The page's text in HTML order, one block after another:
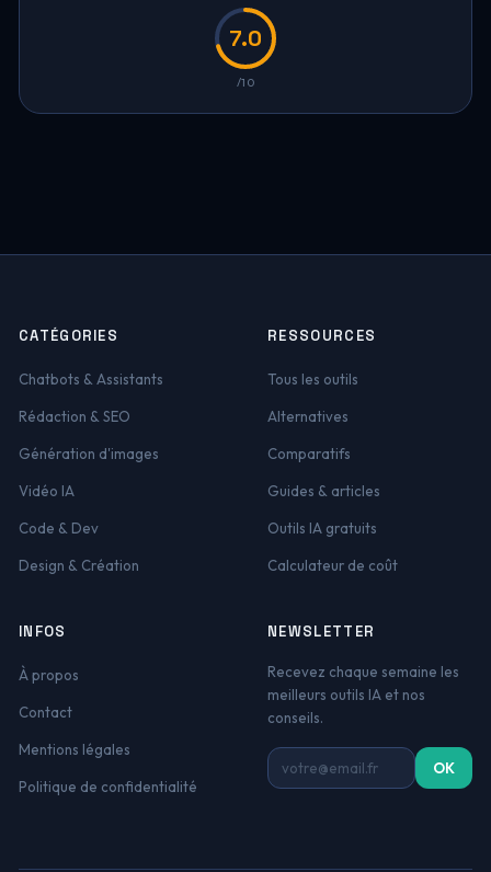
7.0
/10
CATÉGORIES
Chatbots & Assistants
Rédaction & SEO
Génération d'images
Vidéo IA
Code & Dev
Design & Création
RESSOURCES
Tous les outils
Alternatives
Comparatifs
Guides & articles
Outils IA gratuits
Calculateur de coût
INFOS
À propos
Contact
Mentions légales
Politique de confidentialité
NEWSLETTER
Recevez chaque semaine les
meilleurs outils IA et nos
conseils.
Adresse email OK